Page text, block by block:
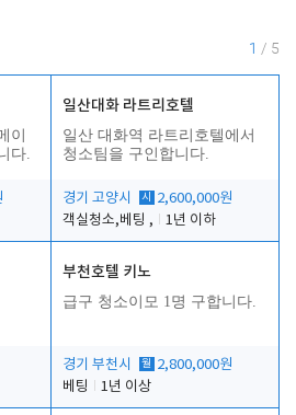
1 / 5
이
다.
일산대화 라트리호텔
일산 대화역 라트리호텔에서
청소팀을 구인합니다.
경기 고양시 시
2,600,000원
객실청소,베팅 ,
1년 이하
부천호텔 키노
급구 청소이모 1명 구합니다.
경기 부천시 월 2,800,000원
베팅
1년 이상